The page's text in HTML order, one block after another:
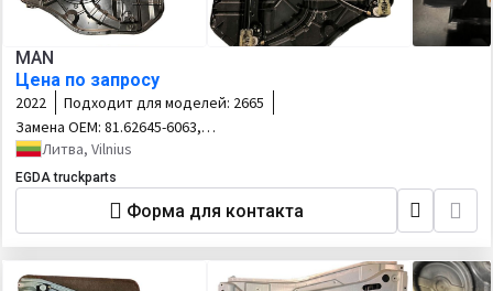
MAN
Цена по запросу
2022 Подходит для моделей: 2665
Замена OEM: 81.62645-6063,
81626456063
Литва, Vilnius
EGDA truckparts
Форма для контакта